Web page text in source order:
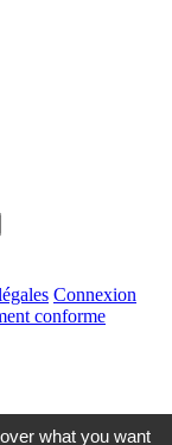
Connexion
conforme
what you want